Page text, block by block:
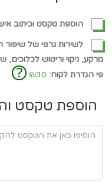
הוספת טקסט וכיתוב
לשירות גרפי של
מרקע, ניקוי וריטוש לכלוכים,
פי הגדרת לקוח: ₪30
?
הוספת טקסט